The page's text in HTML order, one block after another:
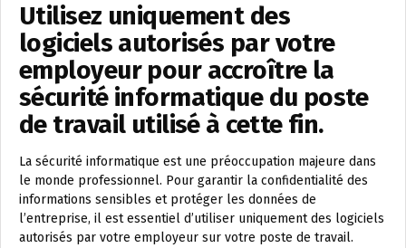
Utilisez uniquement des
logiciels autorisés par votre
employeur pour accroître la
sécurité informatique du poste
de travail utilisé à cette fin.
La sécurité informatique est une préoccupation majeure dans
le monde professionnel. Pour garantir la confidentialité des
informations sensibles et protéger les données de
l’entreprise, il est essentiel d’utiliser uniquement des logiciels
autorisés par votre employeur sur votre poste de travail.